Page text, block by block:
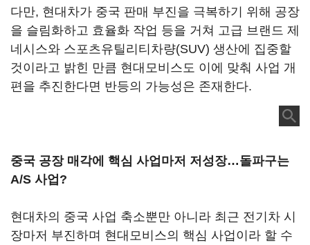
다만, 현대차가 중국 판매 부진을 극복하기 위해 공장
을 슬림화하고 효율화 작업 등을 거쳐 고급 브랜드 제
네시스와 스포츠유틸리티차량(SUV) 생산에 집중할
것이라고 밝힌 만큼 현대모비스도 이에 맞춰 사업 개
편을 추진한다면 반등의 가능성은 존재한다.
중국 공장 매각에 핵심 사업마저 저성장…돌파구는
A/S 사업?
현대차의 중국 사업 축소뿐만 아니라 최근 전기차 시
장마저 부진하며 현대모비스의 핵심 사업이라 할 수